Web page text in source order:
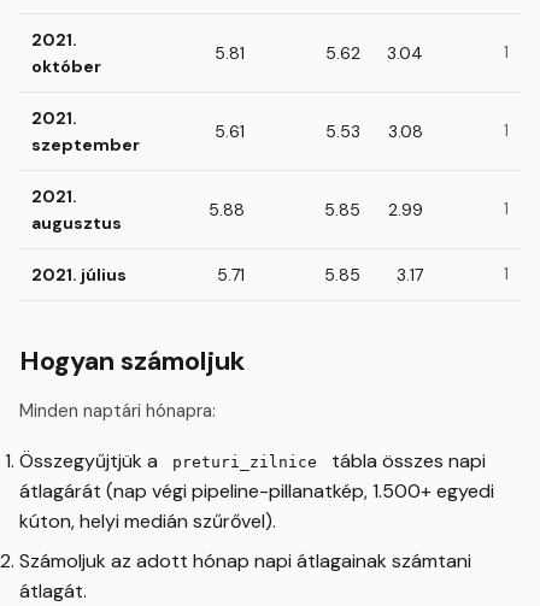
2021.
október
5.81 5.62 3.04 1
2021.
szeptember
5.61 5.53 3.08 1
2021.
augusztus
5.88 5.85 2.99 1
2021. július 5.71 5.85 3.17 1
Hogyan számoljuk
Minden naptári hónapra:
Összegyűjtjük a preturi_zilnice
tábla összes napi
átlagárát (nap végi pipeline-pillanatkép, 1.500+ egyedi
kúton, helyi medián szűrővel).
Számoljuk az adott hónap napi átlagainak számtani
átlagát.